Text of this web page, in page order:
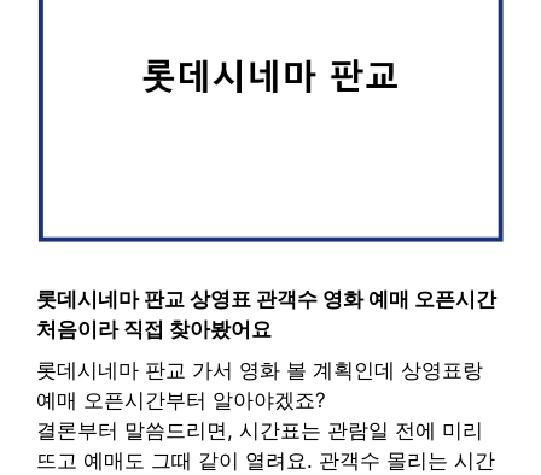
롯데시네마 판교 상영표 관객수 영화 예매 오픈시간
처음이라 직접 찾아봤어요
롯데시네마 판교 가서 영화 볼 계획인데 상영표랑
예매 오픈시간부터 알아야겠죠?
결론부터 말씀드리면, 시간표는 관람일 전에 미리
뜨고 예매도 그때 같이 열려요. 관객수 몰리는 시간